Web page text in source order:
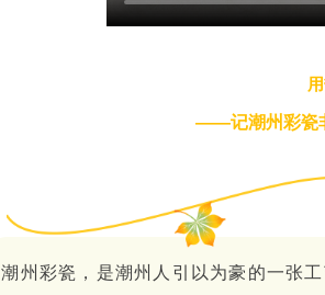
——记潮州彩瓷
潮州彩瓷，是潮州人引以为豪的一张